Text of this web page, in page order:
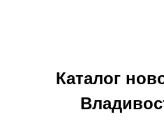
Каталог